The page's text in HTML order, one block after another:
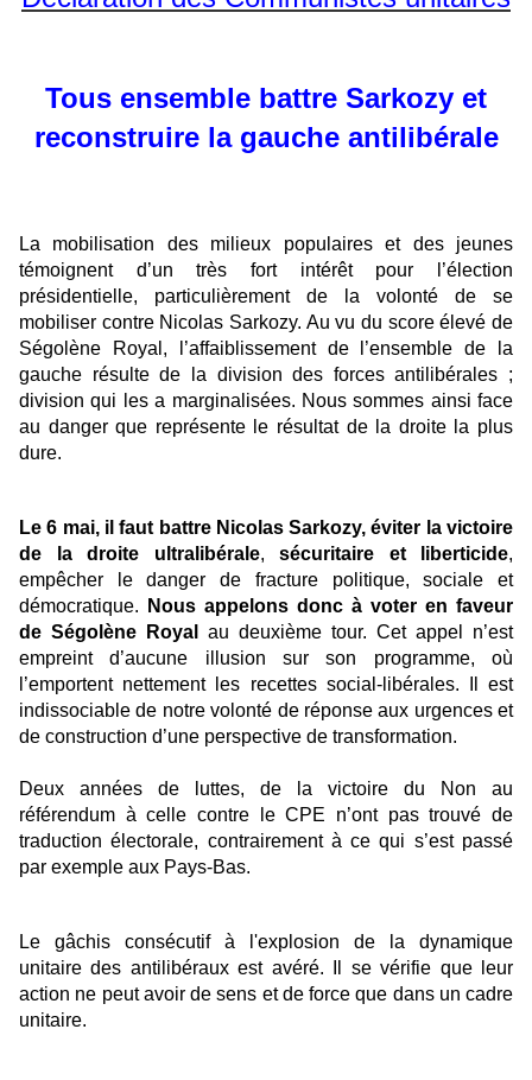
Tous ensemble battre Sarkozy et
reconstruire la gauche antilibérale
La mobilisation des milieux populaires et des jeunes
témoignent d’un très fort intérêt pour l’élection
présidentielle, particulièrement de la volonté de se
mobiliser contre Nicolas Sarkozy. Au vu du score élevé de
Ségolène Royal, l’affaiblissement de l’ensemble de la
gauche résulte de la division des forces antilibérales ;
division qui les a marginalisées. Nous sommes ainsi face
au danger que représente le résultat de la droite la plus
dure.
Le 6 mai, il faut battre Nicolas Sarkozy, éviter la victoire
de la droite ultralibérale, sécuritaire et liberticide,
empêcher le danger de fracture politique, sociale et
démocratique.
Nous appelons donc à voter en faveur
de Ségolène Royal
au deuxième tour. Cet appel n’est
empreint d’aucune illusion sur son programme, où
l’emportent nettement les recettes social-libérales. Il est
indissociable de notre volonté de réponse aux urgences et
de construction d’une perspective de transformation.
Deux années de luttes, de la victoire du Non au
référendum à celle contre le CPE n’ont pas trouvé de
traduction électorale, contrairement à ce qui s’est passé
par exemple aux Pays-Bas.
Le gâchis consécutif à l'explosion de la dynamique
unitaire des antilibéraux est avéré. Il se vérifie que leur
action ne peut avoir de sens et de force que dans un cadre
unitaire.